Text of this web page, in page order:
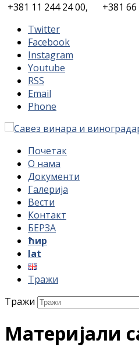
+381 11 244 24 00, +381
Twitter
Facebook
Instagram
Youtube
RSS
Email
Phone
Почетак
О нама
Документи
Галерија
Вести
Контакт
БЕРЗА
ћир
lat
Тражи
Тражи
Материјали